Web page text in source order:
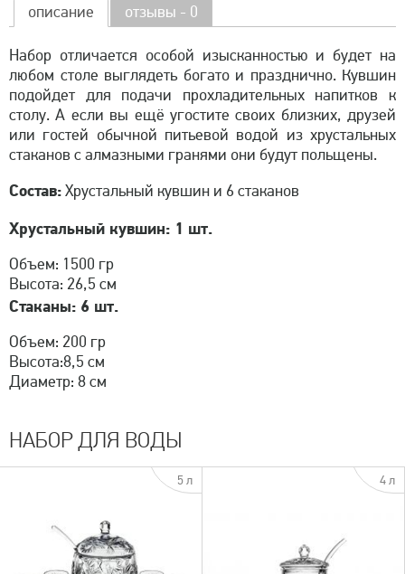
описание отзывы - 0
Набор отличается особой изысканностью и будет на
любом столе выглядеть богато и празднично. Кувшин
подойдет для подачи прохладительных напитков к
столу. А если вы ещё угостите своих близких, друзей
или гостей обычной питьевой водой из хрустальных
стаканов с алмазными гранями они будут польщены.
Состав:Хрустальный кувшин и 6 стаканов
Хрустальный кувшин: 1 шт.
Объем: 1500 гр
Высота: 26,5 см
Стаканы: 6 шт.
Объем: 200 гр
Высота:8,5 см
Диаметр: 8 см
НАБОР ДЛЯ ВОДЫ
5 л 4 л